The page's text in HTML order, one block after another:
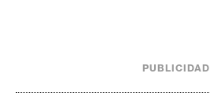
m
PUBLICIDAD